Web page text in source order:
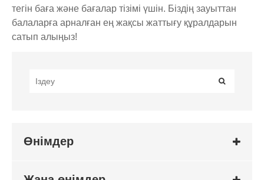
тегін баға және бағалар тізімі үшін. Біздің зауыттан
балаларға арналған ең жақсы жаттығу құралдарын
сатып алыңыз!
Өнімдер